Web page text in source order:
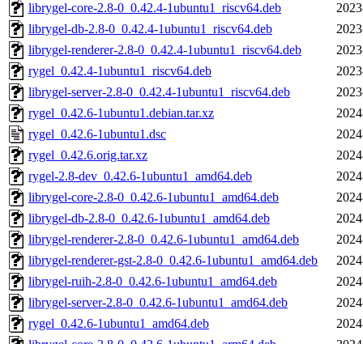
librygel-core-2.8-0_0.42.4-1ubuntu1_riscv64.deb
librygel-db-2.8-0_0.42.4-1ubuntu1_riscv64.deb
librygel-renderer-2.8-0_0.42.4-1ubuntu1_riscv64.deb
rygel_0.42.4-1ubuntu1_riscv64.deb
librygel-server-2.8-0_0.42.4-1ubuntu1_riscv64.deb
rygel_0.42.6-1ubuntu1.debian.tar.xz
rygel_0.42.6-1ubuntu1.dsc
rygel_0.42.6.orig.tar.xz
rygel-2.8-dev_0.42.6-1ubuntu1_amd64.deb
librygel-core-2.8-0_0.42.6-1ubuntu1_amd64.deb
librygel-db-2.8-0_0.42.6-1ubuntu1_amd64.deb
librygel-renderer-2.8-0_0.42.6-1ubuntu1_amd64.deb
librygel-renderer-gst-2.8-0_0.42.6-1ubuntu1_amd64.deb
librygel-ruih-2.8-0_0.42.6-1ubuntu1_amd64.deb
librygel-server-2.8-0_0.42.6-1ubuntu1_amd64.deb
rygel_0.42.6-1ubuntu1_amd64.deb